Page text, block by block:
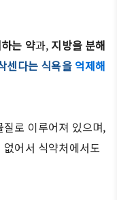
는 약과, 지방을 분해
센다는 식욕을억제해
질로 이루어져 있으며,
어서 식약처에서도